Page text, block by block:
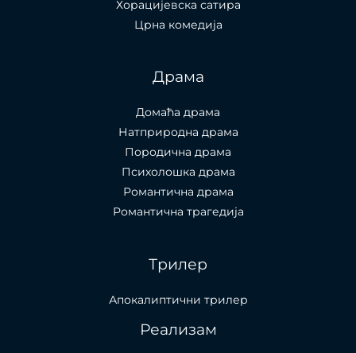
Хорацијевска сатира
Црна комедија
Драма
Домаћа драма
Натприродна драма
Породична драма
Психолошка драма
Романтична драма
Романтична трагедија
Трилер
Апокалиптични трилер
Реализам